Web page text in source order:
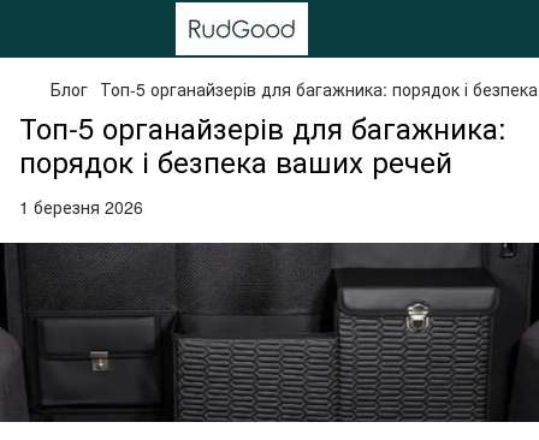
Блог Топ-5 органайзерів для багажника: порядок і
Топ-5 органайзерів для багажника:
порядок і безпека ваших речей
1 березня 2026